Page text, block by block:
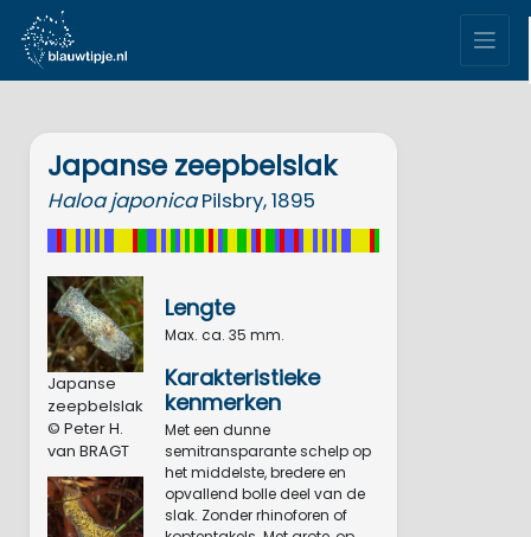
Japanse zeepbelslak
Haloa japonica Pilsbry, 1895
Japanse
zeepbelslak
© Peter H.
van BRAGT
Lengte
Max. ca. 35 mm.
Karakteristieke
kenmerken
Met een dunne
semitransparante schelp op
het middelste, bredere en
opvallend bolle deel van de
slak. Zonder rhinoforen of